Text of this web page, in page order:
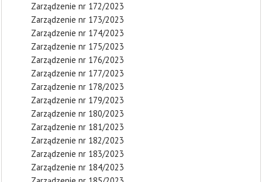
Zarządzenie nr 172/2023
Zarządzenie nr 173/2023
Zarządzenie nr 174/2023
Zarządzenie nr 175/2023
Zarządzenie nr 176/2023
Zarządzenie nr 177/2023
Zarządzenie nr 178/2023
Zarządzenie nr 179/2023
Zarządzenie nr 180/2023
Zarządzenie nr 181/2023
Zarządzenie nr 182/2023
Zarządzenie nr 183/2023
Zarządzenie nr 184/2023